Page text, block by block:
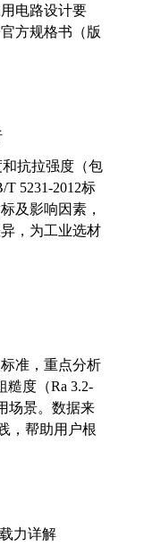
电路设计要
方规格书（版
抗拉强度（包
5231-2012标
及影响因素，
，为工业选材
准，重点分析
糙度（Ra 3.2-
场景。数据来
，帮助用户根
力详解